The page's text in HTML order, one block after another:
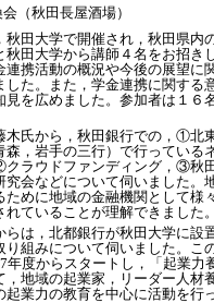
（秋田長屋酒場）
田大学で開催され，秋田県内
秋田大学から講師４名をお招き
連携活動の概況や今後の展望に
した。また，学金連携に関する
見を広めました。参加者は１６
氏から，秋田銀行での，①北
森，岩手の三行）で行っている
クラウドファンディング，③秋
究会などについて伺いました。
ために地域の金融機関として様
れていることが理解できました。
は，北都銀行が秋田大学に設
り組みについて伺いました。こ
年度からスタートし，「起業力
，地域の起業家，リーダー人材
起業力の教育を中心に活動を行